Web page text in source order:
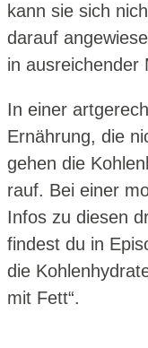
kann sie sich
darauf
in ausreichender
In einer
Ernährung, die
gehen die
rauf. Bei einer
Infos zu diesen
findest du in
die
mit Fett“.